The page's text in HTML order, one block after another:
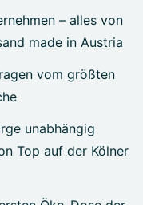
– alles von
made in Austria
vom größten
unabhängig
Top auf der Kölner